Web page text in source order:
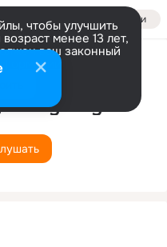
Войти
чтобы улучшить
менее 13 лет,
ваш законный
Day